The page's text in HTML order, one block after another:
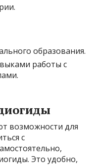
образования.
работы с
возможности для
с
Это удобно,